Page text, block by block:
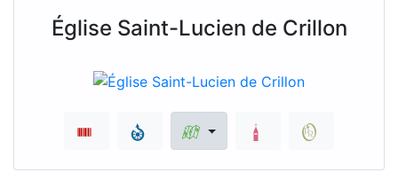
Église Saint-Lucien de Crillon